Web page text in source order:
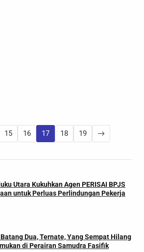
15 16 17 18 19
Utara Kukuhkan Agen PERISAI BPJS
untuk Perluas Perlindungan Pekerja
Dua, Ternate, Yang Sempat Hilang
di Perairan Samudra Fasifik